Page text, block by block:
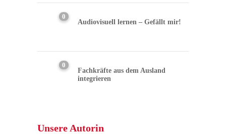
0
Audiovisuell lernen – Gefällt mir!
0
Fachkräfte aus dem Ausland
integrieren
Unsere Autorin